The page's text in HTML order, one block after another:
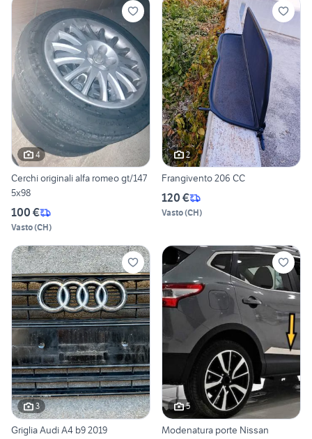
4
Cerchi originali alfa romeo gt/147
5x98
100 €
Vasto(CH)
2
Frangivento 206 CC
120 €
Vasto(CH)
3
Griglia Audi A4 b9 2019
5
Modenatura porte Nissan